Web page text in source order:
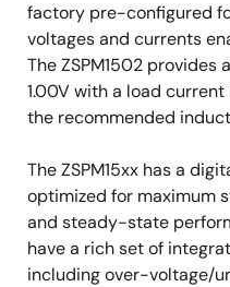
factory pre-configured
voltages and currents
The ZSPM1502
1.00V with a load
the recommended
The ZSPM15xx has a
optimized for maximum
and steady-state
have a rich set of
including over-voltage/